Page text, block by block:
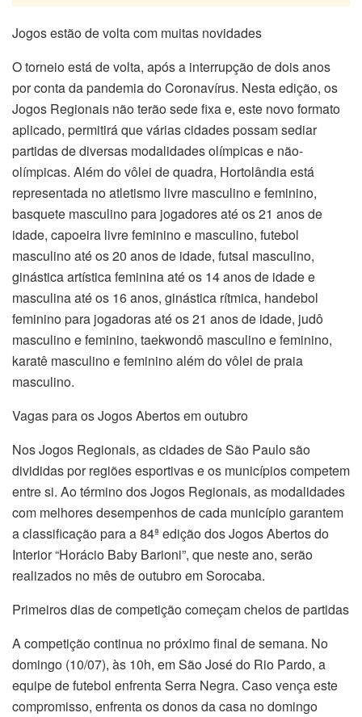
Jogos estão de volta com muitas novidades
O torneio está de volta, após a interrupção de dois anos
por conta da pandemia do Coronavírus. Nesta edição, os
Jogos Regionais não terão sede fixa e, este novo formato
aplicado, permitirá que várias cidades possam sediar
partidas de diversas modalidades olímpicas e não-
olímpicas. Além do vôlei de quadra, Hortolândia está
representada no atletismo livre masculino e feminino,
basquete masculino para jogadores até os 21 anos de
idade, capoeira livre feminino e masculino, futebol
masculino até os 20 anos de idade, futsal masculino,
ginástica artística feminina até os 14 anos de idade e
masculina até os 16 anos, ginástica rítmica, handebol
feminino para jogadoras até os 21 anos de idade, judô
masculino e feminino, taekwondô masculino e feminino,
karatê masculino e feminino além do vôlei de praia
masculino.
Vagas para os Jogos Abertos em outubro
Nos Jogos Regionais, as cidades de São Paulo são
divididas por regiões esportivas e os municípios competem
entre si. Ao término dos Jogos Regionais, as modalidades
com melhores desempenhos de cada município garantem
a classificação para a 84ª edição dos Jogos Abertos do
Interior “Horácio Baby Barioni”, que neste ano, serão
realizados no mês de outubro em Sorocaba.
Primeiros dias de competição começam cheios de partidas
A competição continua no próximo final de semana. No
domingo (10/07), às 10h, em São José do Rio Pardo, a
equipe de futebol enfrenta Serra Negra. Caso vença este
compromisso, enfrenta os donos da casa no domingo